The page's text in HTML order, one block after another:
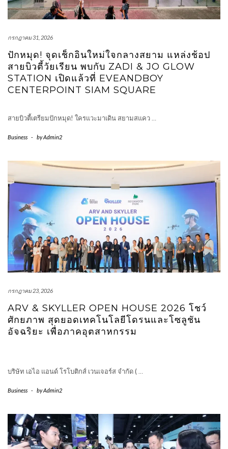
กรกฎาคม 31, 2026
ปักหมุด! จุดเช็กอินใหม่ใจกลางสยาม แหล่งช้อป
สายบิวตี้วัยเรียน พบกับ ZADI & JO GLOW
STATION เปิดแล้วที่ EVEANDBOY
CENTERPOINT SIAM SQUARE
สายบิวตี้เตรียมปักหมุด! ใครแวะมาเดิน สยามสแคว …
Business - byAdmin2
กรกฎาคม 23, 2026
ARV & SKYLLER OPEN HOUSE 2026 โชว์
ศักยภาพ สุดยอดเทคโนโลยีโดรนและโซลูชัน
อัจฉริยะ เพื่อภาคอุตสาหกรรม
บริษัท เอไอ แอนด์ โรโบติกส์ เวนเจอร์ส จำกัด ( …
Business - byAdmin2